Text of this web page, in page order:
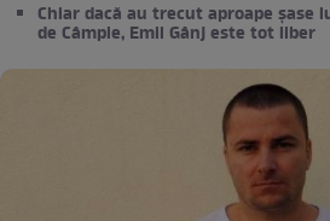
Chiar dacă au trecut aproape șase
de Câmpie, Emil Gânj este tot liber